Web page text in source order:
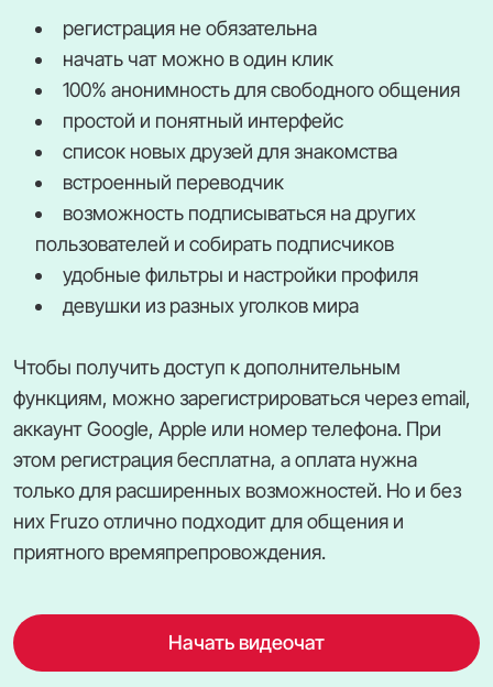
регистрация не обязательна
начать чат можно в один клик
100% анонимность для свободного общения
простой и понятный интерфейс
список новых друзей для знакомства
встроенный переводчик
возможность подписываться на других
пользователей и собирать подписчиков
удобные фильтры и настройки профиля
девушки из разных уголков мира
Чтобы получить доступ к дополнительным
функциям, можно зарегистрироваться через email,
аккаунт Google, Apple или номер телефона. При
этом регистрация бесплатна, а оплата нужна
только для расширенных возможностей. Но и без
них Fruzo отлично подходит для общения и
приятного времяпрепровождения.
Начать видеочат